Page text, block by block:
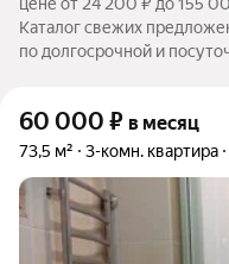
Каталог свежих
по долгосрочной и
60 000 ₽ в месяц
73,5 м² 3-комн. квартира